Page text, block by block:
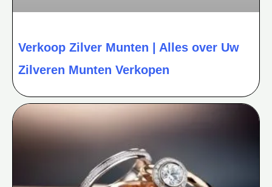
Verkoop Zilver Munten | Alles over Uw
Zilveren Munten Verkopen